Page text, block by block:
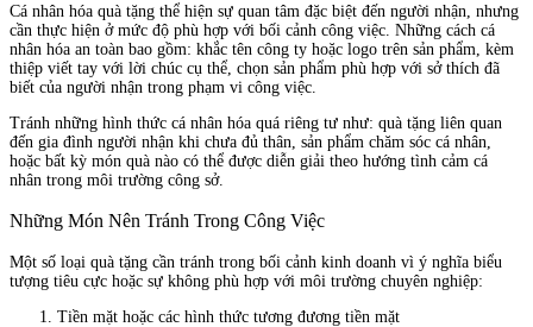
Cá nhân hóa quà tặng thể hiện sự quan tâm đặc biệt đến người nhận, nhưng
cần thực hiện ở mức độ phù hợp với bối cảnh công việc. Những cách cá
nhân hóa an toàn bao gồm: khắc tên công ty hoặc logo trên sản phẩm, kèm
thiệp viết tay với lời chúc cụ thể, chọn sản phẩm phù hợp với sở thích đã
biết của người nhận trong phạm vi công việc.
Tránh những hình thức cá nhân hóa quá riêng tư như: quà tặng liên quan
đến gia đình người nhận khi chưa đủ thân, sản phẩm chăm sóc cá nhân,
hoặc bất kỳ món quà nào có thể được diễn giải theo hướng tình cảm cá
nhân trong môi trường công sở.
Những Món Nên Tránh Trong Công Việc
Một số loại quà tặng cần tránh trong bối cảnh kinh doanh vì ý nghĩa biểu
tượng tiêu cực hoặc sự không phù hợp với môi trường chuyên nghiệp:
Tiền mặt hoặc các hình thức tương đương tiền mặt